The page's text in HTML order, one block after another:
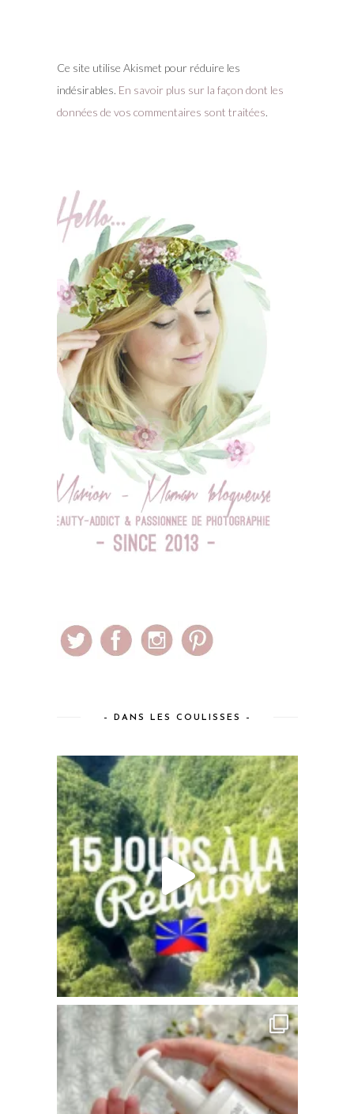
Ce site utilise Akismet pour réduire les
indésirables. En savoir plus sur la façon dont les
données de vos commentaires sont traitées.
– DANS LES COULISSES –